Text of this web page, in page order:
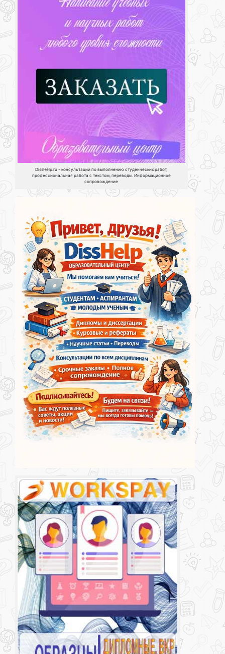
DissHelp.ru - консультации по выполнению студенческих работ,
профессиональная работа с текстом, переводы. Информационное
сопровождение